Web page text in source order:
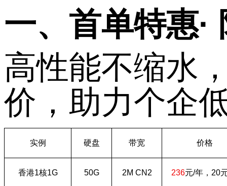
一、首单特惠·
高性能不缩水
价，助力个企
实例 硬盘 带宽 价格
香港1核1G 50G 2M CN2 236元/年， 20